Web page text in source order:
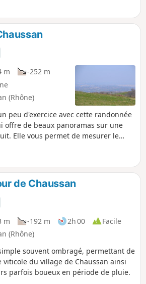
m
-252 m
(Rhône)
peu d'exercice avec cette randonnée
offre de beaux panoramas sur une
Elle vous permet de mesurer le
une grande cabane perchée dans
de Chaussan
m -192 m 2h 00
Facile
(Rhône)
souvent ombragé, permettant de
viticole du village de Chaussan ainsi
parfois boueux en période de pluie.